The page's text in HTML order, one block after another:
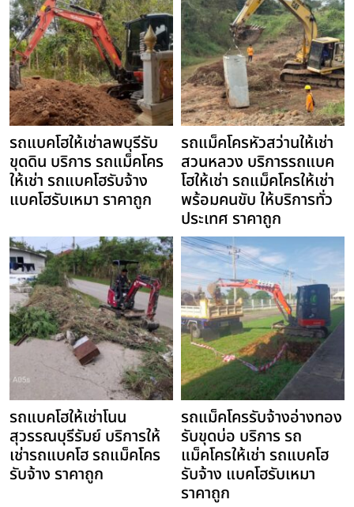
รถแบคโฮให้เช่าลพบุรีรับ
ขุดดิน บริการ รถแม็คโคร
ให้เช่า รถแบคโฮรับจ้าง
แบคโฮรับเหมา ราคาถูก
รถแม็คโครหัวสว่านให้เช่า
สวนหลวง บริการรถแบค
โฮให้เช่า รถแม็คโครให้เช่า
พร้อมคนขับ ให้บริการทั่ว
ประเทศ ราคาถูก
รถแบคโฮให้เช่าโนน
สุวรรณบุรีรัมย์ บริการให้
เช่ารถแบคโฮ รถแม็คโคร
รับจ้าง ราคาถูก
รถแม็คโครรับจ้างอ่างทอง
รับขุดบ่อ บริการ รถ
แม็คโครให้เช่า รถแบคโฮ
รับจ้าง แบคโฮรับเหมา
ราคาถูก